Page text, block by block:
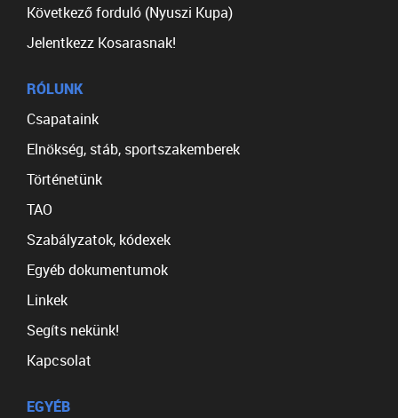
Következő forduló (Nyuszi Kupa)
Jelentkezz Kosarasnak!
RÓLUNK
Csapataink
Elnökség, stáb, sportszakemberek
Történetünk
TAO
Szabályzatok, kódexek
Egyéb dokumentumok
Linkek
Segíts nekünk!
Kapcsolat
EGYÉB